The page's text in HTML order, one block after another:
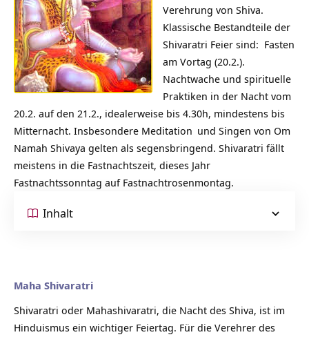
Verehrung von Shiva.
Klassische Bestandteile der
Shivaratri Feier sind: Fasten
am Vortag (20.2.).
Nachtwache und spirituelle
Praktiken in der Nacht vom
20.2. auf den 21.2., idealerweise bis 4.30h, mindestens bis
Mitternacht. Insbesondere Meditation und Singen von Om
Namah Shivaya gelten als segensbringend. Shivaratri fällt
meistens in die Fastnachtszeit, dieses Jahr
Fastnachtssonntag auf Fastnachtrosenmontag.
Inhalt
Maha Shivaratri
Shivaratri oder Mahashivaratri, die Nacht des Shiva, ist im
Hinduismus ein wichtiger Feiertag. Für die Verehrer des